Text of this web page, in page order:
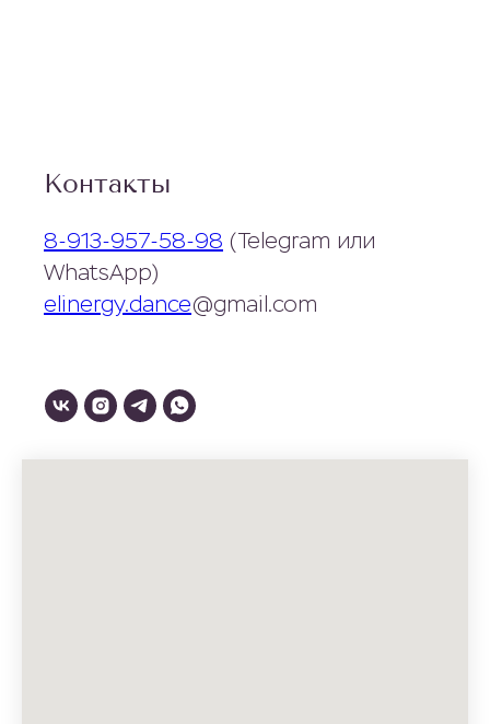
Контакты
8-913-957-58-98 (Telegram или
WhatsApp)
elinergy.dance@gmail.com